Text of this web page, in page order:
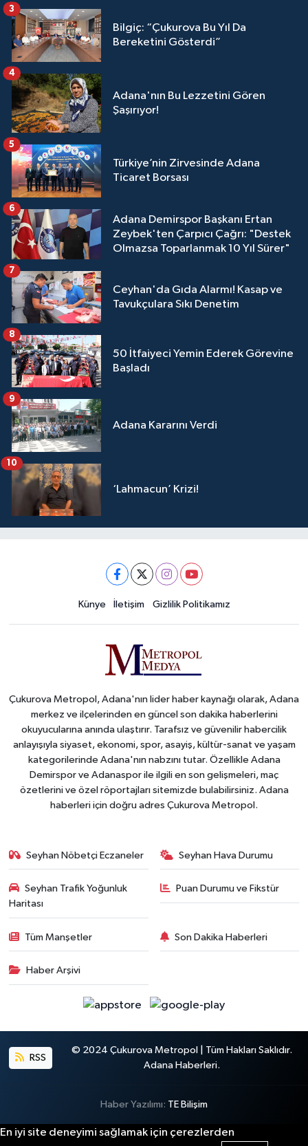
Bilgiç: “Çukurova Bu Yıl Da
Bereketini Gösterdi”
3
Adana'nın Bu Lezzetini Gören
Şaşırıyor!
4
Türkiye’nin Zirvesinde Adana
Ticaret Borsası
5
Adana Demirspor Başkanı Ertan
Zeybek'ten Çarpıcı Çağrı: "Destek
Olmazsa Toparlanmak 10 Yıl Sürer"
6
Ceyhan'da Gıda Alarmı! Kasap ve
Tavukçulara Sıkı Denetim
7
50 İtfaiyeci Yemin Ederek Görevine
Başladı
8
Adana Kararını Verdi
9
‘Lahmacun’ Krizi!
10
Künye İletişim Gizlilik Politikamız
Çukurova Metropol, Adana'nın lider haber kaynağı olarak, Adana
merkez ve ilçelerinden en güncel son dakika haberlerini
okuyucularına anında ulaştırır. Tarafsız ve güvenilir habercilik
anlayışıyla siyaset, ekonomi, spor, asayiş, kültür-sanat ve yaşam
kategorilerinde Adana'nın nabzını tutar. Özellikle Adana
Demirspor ve Adanaspor ile ilgili en son gelişmeleri, maç
özetlerini ve özel röportajları sitemizde bulabilirsiniz. Adana
haberleri için doğru adres Çukurova Metropol.
Seyhan Nöbetçi Eczaneler Seyhan Hava Durumu
Seyhan Trafik Yoğunluk
Haritası
Puan Durumu ve Fikstür
Tüm Manşetler Son Dakika Haberleri
Haber Arşivi
RSS
© 2024 Çukurova Metropol | Tüm Hakları Saklıdır.
Adana Haberleri.
Haber Yazılımı: TE Bilişim
En iyi site deneyimi sağlamak için çerezlerden